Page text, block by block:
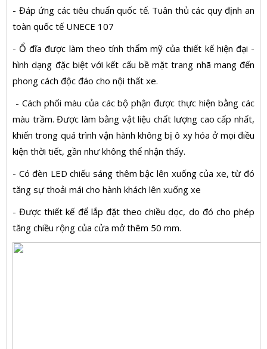
- Đáp ứng các tiêu chuẩn quốc tế. Tuân thủ các quy định an
toàn quốc tế UNECE 107
- Ổ đĩa được làm theo tính thẩm mỹ của thiết kế hiện đại -
hình dạng đặc biệt với kết cấu bề mặt trang nhã mang đến
phong cách độc đáo cho nội thất xe.
- Cách phối màu của các bộ phận được thực hiện bằng các
màu trầm. Được làm bằng vật liệu chất lượng cao cấp nhất,
khiến trong quá trình vận hành không bị ô xy hóa ở mọi điều
kiện thời tiết, gần như không thể nhận thấy.
- Có đèn LED chiếu sáng thêm bậc lên xuống của xe, từ đó
tăng sự thoải mái cho hành khách lên xuống xe
- Được thiết kế để lắp đặt theo chiều dọc, do đó cho phép
tăng chiều rộng của cửa mở thêm 50 mm.